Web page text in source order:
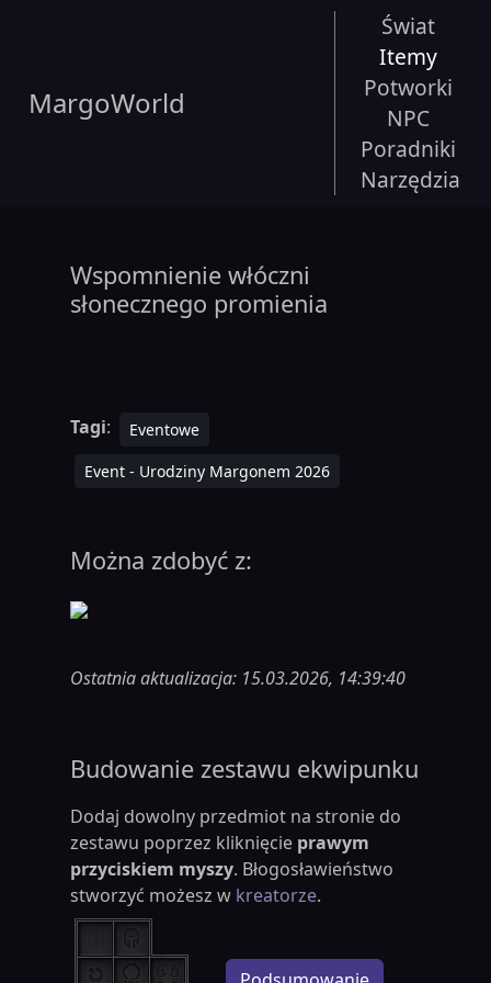
MargoWorld
Świat
Itemy
Potworki
NPC
Poradniki
Narzędzia
Wspomnienie włóczni
słonecznego promienia
Tagi:
Eventowe
Event - Urodziny Margonem 2026
Można zdobyć z:
Ostatnia aktualizacja: 15.03.2026, 14:39:40
Budowanie zestawu ekwipunku
Dodaj dowolny przedmiot na stronie do
zestawu poprzez kliknięcie prawym
przyciskiem myszy. Błogosławieństwo
stworzyć możesz w kreatorze.